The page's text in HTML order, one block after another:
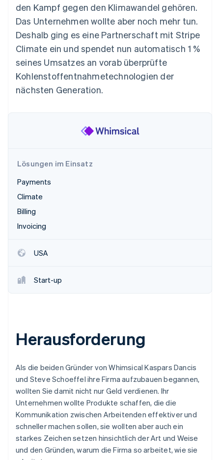
Betrugsprävention
Atlas
Start-up-Gründung
Climate
CO₂-Entnahme
Identity
Online-Identitätsprüfung
Stripe-Sessions 2026
Ecosystem
Partner
Stripe App-Marktplatz
den Kampf gegen den Klimawandel gehören.
Das Unternehmen wollte aber noch mehr tun.
Deshalb ging es eine Partnerschaft mit Stripe
Climate ein und spendet nun automatisch 1 %
seines Umsatzes an vorab überprüfte
Kohlenstoffentnahmetechnologien der
nächsten Generation.
Lösungen im Einsatz
Payments
Climate
Billing
Invoicing
USA
Start-up
Herausforderung
Als die beiden Gründer von Whimsical Kaspars Dancis
und Steve Schoeffel ihre Firma aufzubauen begannen,
wollten Sie damit nicht nur Geld verdienen. Ihr
Unternehmen wollte Produkte schaffen, die die
Kommunikation zwischen Arbeitenden effektiver und
schneller machen sollen, sie wollten aber auch ein
starkes Zeichen setzen hinsichtlich der Art und Weise
und den Gründen, warum die Firma so arbeitet, wie sie